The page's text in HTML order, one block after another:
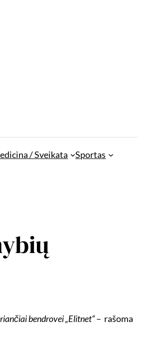
/ Sveikata
Sportas
bendrovei „Elitnet“– rašoma